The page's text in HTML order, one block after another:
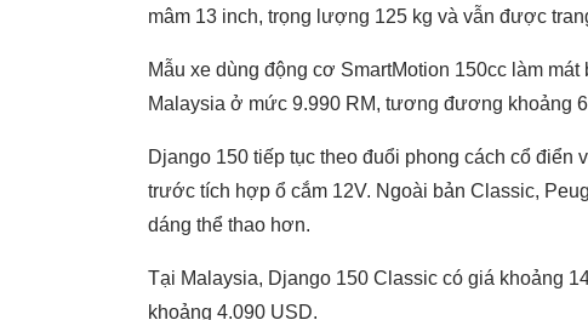
mâm 13 inch, trọng lượng 125 kg và vẫn được
Mẫu xe dùng động cơ SmartMotion 150cc làm
Malaysia ở mức 9.990 RM, tương đương khoảng
Django 150 tiếp tục theo đuổi phong cách cổ
trước tích hợp ổ cắm 12V. Ngoài bản Classic,
dáng thể thao hơn.
Tại Malaysia, Django 150 Classic có giá khoảng
khoảng 4.090 USD.